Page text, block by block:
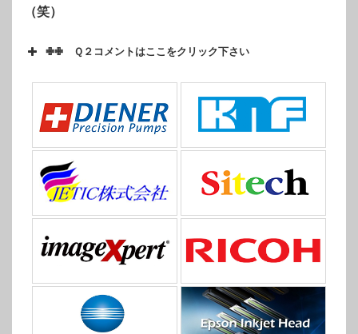
（笑）
✙✙ Ｑ２コメントはここをクリック下さい
増収で、営業利益で見れば僅かではありますが増
益です。事業セグメント利益や税引前利益では減
益ですが、私は営業利益で見ています。